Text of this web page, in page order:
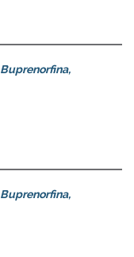
Buprenorfina,
Buprenorfina,